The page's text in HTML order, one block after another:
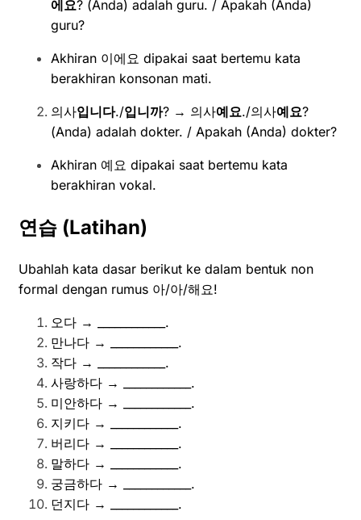
에요? (Anda) adalah guru. / Apakah (Anda)
guru?
Akhiran 이에요 dipakai saat bertemu kata
berakhiran konsonan mati.
의사입니다./입니까? → 의사예요./의사예요?
(Anda) adalah dokter. / Apakah (Anda) dokter?
Akhiran 예요 dipakai saat bertemu kata
berakhiran vokal.
연습 (Latihan)
Ubahlah kata dasar berikut ke dalam bentuk non
formal dengan rumus 아/아/해요!
오다 → ____________.
만나다 → ____________.
작다 → ____________.
사랑하다 → ____________.
미안하다 → ____________.
지키다 → ____________.
버리다 → ____________.
말하다 → ____________.
궁금하다 → ____________.
던지다 → ____________.